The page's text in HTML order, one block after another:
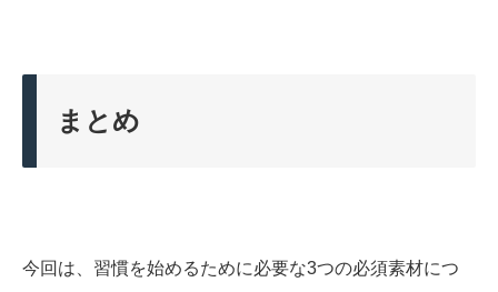
まとめ
今回は、習慣を始めるために必要な3つの必須素材につ